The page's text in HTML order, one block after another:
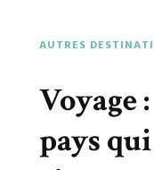
AUTRES
Voyage
pays